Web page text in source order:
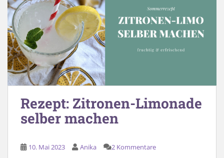
Rezept: Zitronen-Limonade
selber machen
10. Mai 2023 Anika 2 Kommentare